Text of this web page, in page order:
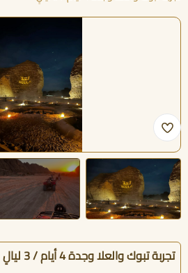
تجربة تبوك والعلا وجدة 4 أيام / 3 ليالٍ